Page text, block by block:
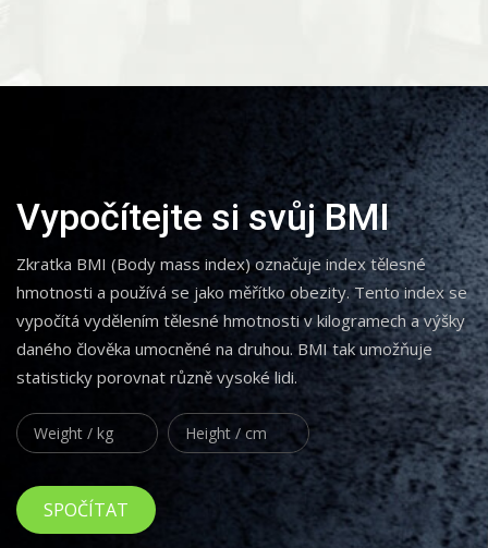
Vypočítejte si svůj BMI
Zkratka BMI (Body mass index) označuje index tělesné
hmotnosti a používá se jako měřítko obezity. Tento index se
vypočítá vydělením tělesné hmotnosti v kilogramech a výšky
daného člověka umocněné na druhou. BMI tak umožňuje
statisticky porovnat různě vysoké lidi.